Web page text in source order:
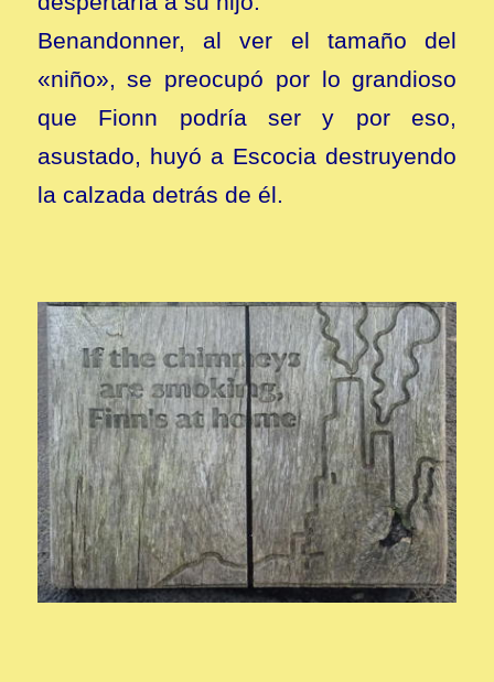
Benandonner, al ver el tamaño del
«niño», se preocupó por lo grandioso
que Fionn podría ser y por eso,
asustado, huyó a Escocia destruyendo
la calzada detrás de él.